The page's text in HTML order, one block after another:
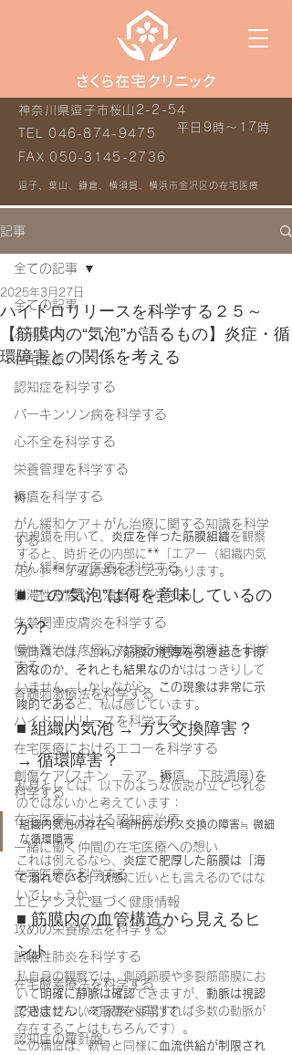
平日9時～17時
神奈川県逗子市桜山2-2-54
TEL 046-874-9475
FAX 050-3145-2736
逗子、葉山、鎌倉、横須賀、横浜市金沢区の在宅医療
記事
全ての記事
お知らせ
在宅医療
認知症を科学する
パーキンソン病を科学する
心不全を科学する
栄養管理を科学する
褥瘡を科学する
がん緩和ケア＋がん治療に関する知識を科学
する
がん緩和ケア医療を科学する
鬱滞性皮膚炎・潰瘍を科学する
失禁関連皮膚炎を科学する
慢性難治性疼痛に対する脊髄刺激療法を科学
する
脊髄刺激療法を科学する
ハイドロリリースを科学する
在宅医療におけるエコーを科学する
創傷ケア(スキン テア、褥瘡、下肢潰瘍)を
科学する
在宅医療における認知症治療
一緒に働く仲間の在宅医療への想い
在宅医療を科学する
エビデンスに基づく健康情報
攻めの栄養療法を科学する
誤嚥性肺炎を科学する
在宅酸素療法を科学する
認知症について家族へ向けて
認知症の羅針盤
全ての記事
ハイドロリリースを科学する２５～
【筋膜内の“気泡”が語るもの】炎症・循
環障害との関係を考える
2025年3月27日
内視鏡を用いて、 炎症を伴った筋膜組織を観察
すると、時折その内部に**「エアー（組織内気
泡）」**が確認されることがあります。
■ この“気泡”は何を意味しているの
か？
現時点では、これが筋膜の肥厚を引き起こす原
因なのか、それとも結果なのかははっきりして
いません。しかしながら、
この現象は非常に示
唆的であると、私は感じています。
■ 組織内気泡 → ガス交換障害？
→ 循環障害？
私見としては、以下のような仮説が立てられる
のではないかと考えています：
組織内気泡の存在≒ 局所的なガス交換の障害≒ 微細
な循環障害
これは例えるなら、 炎症で肥厚した筋膜は「海
で溺れている」状態に近いとも言えるのではな
いでしょうか。
■ 筋膜内の血管構造から見えるヒ
ント
私自身の観察では、側頭筋膜や多裂筋筋膜にお
いて明確に静脈は確認できますが、 動脈は視認
できません（※筋層を展開すれば多数の動脈が
存在することはもちろんです）。
この構造は、軟骨と同様に血流供給が制限され